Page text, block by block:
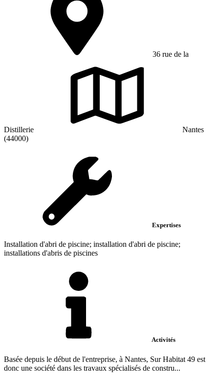
36 rue de la
Distillerie
Nantes
(44000)
Expertises
Installation d'abri de piscine; installation d'abri de piscine;
installations d'abris de piscines
Activités
Basée depuis le début de l'entreprise, à Nantes, Sur Habitat 49 est
donc une société dans les travaux spécialisés de constru...